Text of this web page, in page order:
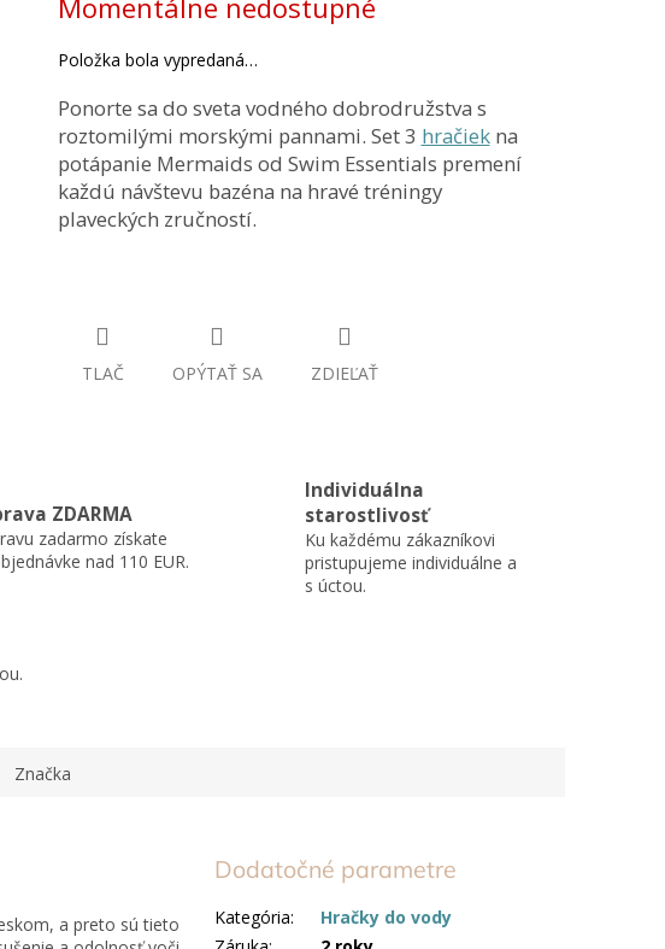
hviezdičiek.
cena:
Momentálne nedostupné
Položka bola vypredaná…
Ponorte sa do sveta vodného dobrodružstva s
roztomilými morskými pannami. Set 3 hračiekna
potápanie Mermaids od Swim Essentials premení
každú návštevu bazéna na hravé tréningy
plaveckých zručností.
TLAČ OPÝTAŤ SA ZDIEĽAŤ
ZDARMA
zadarmo získate
nad 110 EUR.
Individuálna
starostlivosť
Ku každému zákazníkovi
pristupujeme individuálne a
s úctou.
Značka
a preto sú tieto
Dodatočné parametre
Kategória:
Hračky do vody